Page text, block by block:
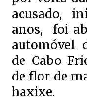
acusado,
anos, foi
automóvel
de Cabo
de flor de
haxixe.